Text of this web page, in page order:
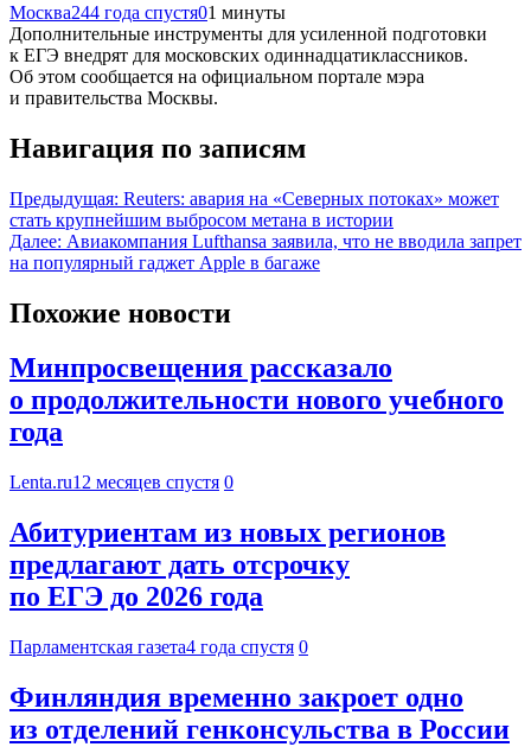
Москва244 года спустя01 минуты
Дополнительные инструменты для усиленной подготовки
к ЕГЭ внедрят для московских одиннадцатиклассников.
Об этом сообщается на официальном портале мэра
и правительства Москвы.
Навигация по записям
Предыдущая: Reuters: авария на «Северных потоках» может
стать крупнейшим выбросом метана в истории
Далее: Авиакомпания Lufthansa заявила, что не вводила запрет
на популярный гаджет Apple в багаже
Похожие новости
Минпросвещения рассказало
о продолжительности нового учебного
года
Lenta.ru12 месяцев спустя 0
Абитуриентам из новых регионов
предлагают дать отсрочку
по ЕГЭ до 2026 года
Парламентская газета4 года спустя 0
Финляндия временно закроет одно
из отделений генконсульства в России